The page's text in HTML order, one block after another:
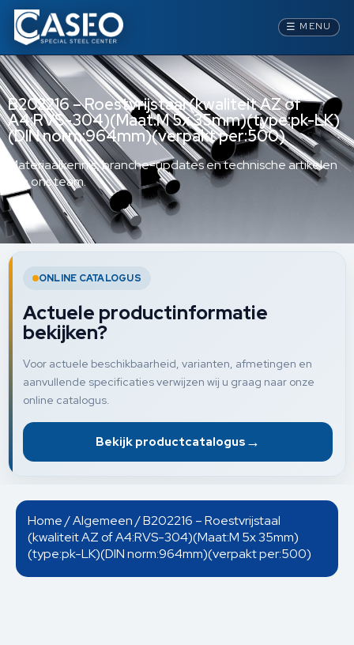
☰ MENU
B202216 – Roestvrijstaal (kwaliteit AZ of
A4:RVS-304)(Maat:M 5x 35mm)(type:pk-LK)
(DIN norm:964mm)(verpakt per:500)
Materiaalkennis, branche-updates en technische artikelen
van ons team.
ONLINE CATALOGUS
Actuele productinformatie
bekijken?
Voor actuele beschikbaarheid, varianten, afmetingen en
aanvullende specificaties verwijzen wij u graag naar onze
online catalogus.
Bekijk productcatalogus →
Home/Algemeen/ B202216 – Roestvrijstaal
(kwaliteit AZ of A4:RVS-304)(Maat:M 5x 35mm)
(type:pk-LK)(DIN norm:964mm)(verpakt per:500)